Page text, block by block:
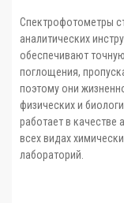
Спектрофотометры
аналитических
обеспечивают
поглощения,
поэтому они
физических и
работает в качестве
всех видах
лабораторий.